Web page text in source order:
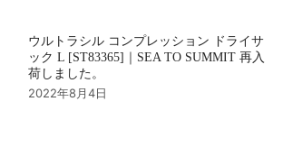
ウルトラシル コンプレッション ドライサ
ック L [ST83365]｜SEA TO SUMMIT 再入
荷しました。
2022年8月4日